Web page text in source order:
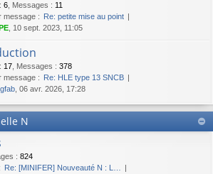
: 6 Messages : 11
message : Re: petite mise au point
, 10 sept. 2023, 11:05
: 17 Messages : 378
message : Re: HLE type 13 SNCB
, 06 avr. 2026, 17:28
N
: 824
Re: [MINIFER] Nouveauté N : L…